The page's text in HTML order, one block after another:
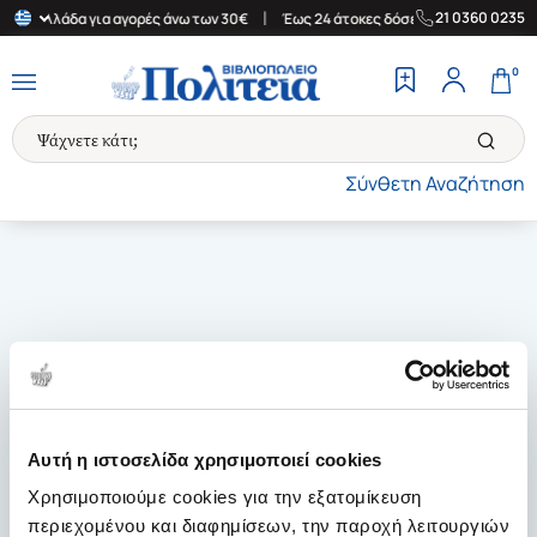
Αυτή η ιστοσελίδα χρησιμοποιεί cookies
Χρησιμοποιούμε cookies για την εξατομίκευση
περιεχομένου και διαφημίσεων, την παροχή λειτουργιών
Ελλάδα για αγορές άνω των 30€ Έως 24 άτοκες δόσεις |
21 0360 0235
Σύνθετη Αναζήτηση
0